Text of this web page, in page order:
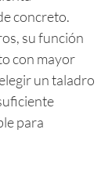
concreto.
su función
con mayor
un taladro
para